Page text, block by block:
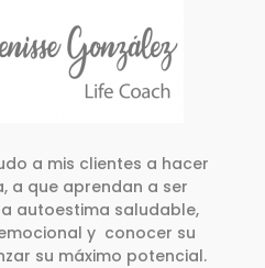
a mis clientes a hacer
a que aprendan a ser
autoestima saludable,
y conocer su
su máximo potencial.